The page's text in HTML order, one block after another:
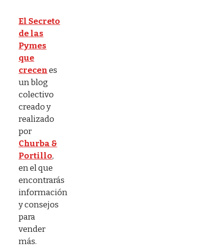
El Secreto
de las
Pymes
que
crecenes
un blog
colectivo
creado y
realizado
por
Churba &
Portillo,
en el que
encontrarás
información
y consejos
para
vender
más.